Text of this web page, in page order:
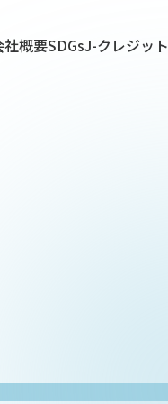
社概要SDGsJ-クレジット